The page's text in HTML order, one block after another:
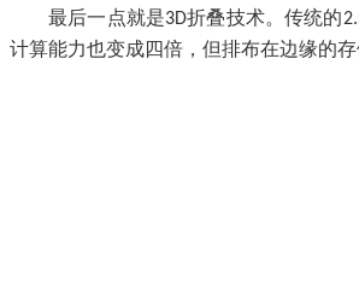
最后一点就是3D折叠技术。传统的
计算能力也变成四倍，但排布在边缘的